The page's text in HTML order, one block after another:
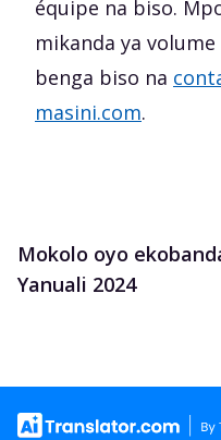
équipe na biso.
mikanda ya
benga biso na
masini.com.
Mokolo oyo
Yanuali 2024